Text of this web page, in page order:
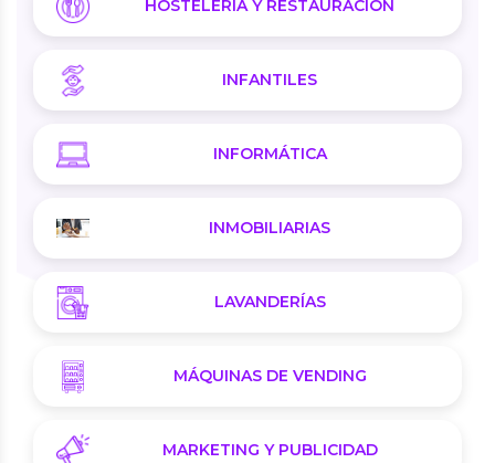
HOSTELERÍA Y RESTAURACIÓN
INFANTILES
INFORMÁTICA
INMOBILIARIAS
LAVANDERÍAS
MÁQUINAS DE VENDING
MARKETING Y PUBLICIDAD